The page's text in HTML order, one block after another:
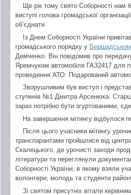
Ще рік тому свято Соборності нам
виступі голова громадської
об’єднати.
Із Днем Соборності України
громадського порядку у
Демченко. Він повідомив про
Яремчуком автомобіля ГАЗ2417 для
проведення АТО. Подарований
Зворушливим був виступ і
ступенів №1 Дмитра Арсенюка.
зараз потрібно бути згуртованими,
На завершення мітингу відбулося
Після цього учасники мітингу
транспарантами пройшлися від
Скалецького, де урочисті заходи
літератури та переглянули
Соборності України, в якому взяли
волонтери, молодь та студенти
Зі святом присутніх вітали